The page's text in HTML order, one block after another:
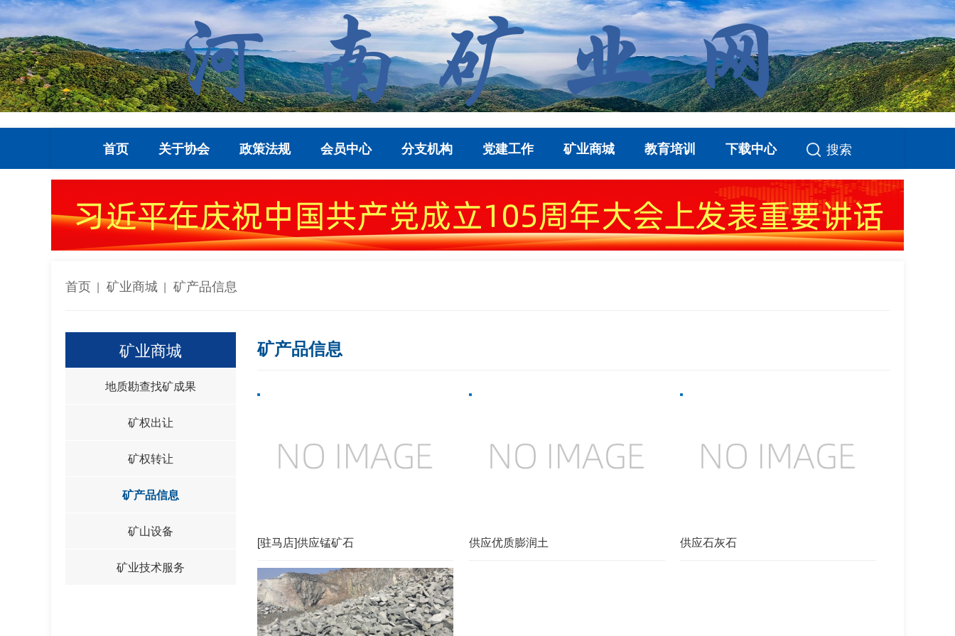
首页 关于协会 政策法规 会员中心 分支机构 党建工作 矿业商城 教育培训 下载中心 搜索
首页 矿业商城 矿产品信息
矿业商城
地质勘查找矿成果
矿权出让
矿权转让
矿产品信息
矿山设备
矿业技术服务
矿产品信息
[驻马店]供应锰矿石 供应优质膨润土 供应石灰石